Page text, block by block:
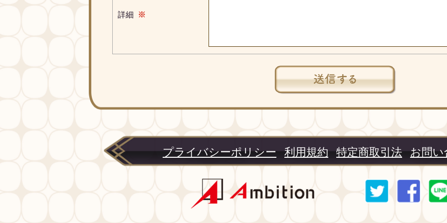
詳細 ※
プライバシーポリシー 利用規約 特定商取引法 お問い